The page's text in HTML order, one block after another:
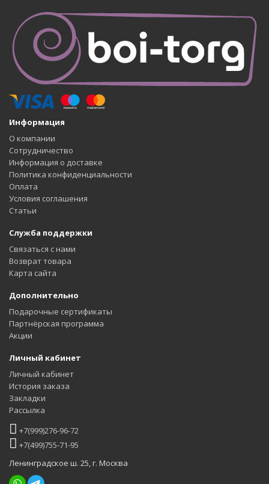
Информация
О компании
Сотрудничество
Информация о доставке
Политика конфиденциальности
Оплата
Условия соглашения
Статьи
Служба поддержки
Связаться с нами
Возврат товара
Карта сайта
Дополнительно
Подарочные сертификаты
Партнёрская программа
Акции
Личный кабинет
Личный кабинет
История заказа
Закладки
Рассылка
+7(999)276-96-72
+7(499)755-71-95
Ленинградское ш. 25, г. Москва